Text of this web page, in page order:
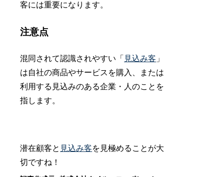
客には重要になります。
注意点
混同されて認識されやすい「 見込み客 」
は自社の商品やサービスを購入、または
利用する見込みのある企業・人のことを
指します。
潜在顧客と 見込み客を見極めることが大
切ですね！